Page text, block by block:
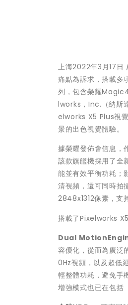
上海2022年3月17日
痛點為訴求，搭載
列，包含榮耀
lworks，Inc.（納斯
elworks X5 Plus視
景的出色視覺體驗。
據榮耀發佈會信息，
該款旗艦機採用了
能並有效平衡功耗；
清視頻，還可同時拍
2848x1312像素，支
搭載了Pixelworks
Dual
容優化，從而為廣泛
0Hz視頻，以及超低
輕整體功耗，避免手
增強模式也已在包括